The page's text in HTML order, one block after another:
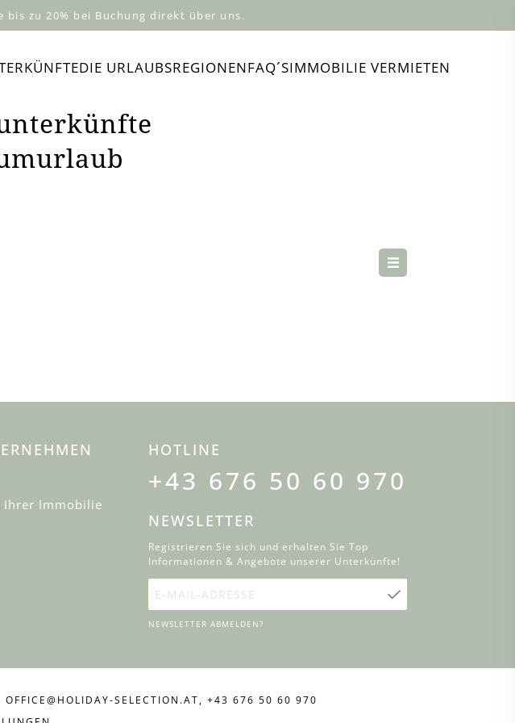
bis zu 20% bei Buchung direkt über uns.
DIE URLAUBSREGIONENFAQ´SIMMOBILIE VERMIETEN
Ihrer Immobilie
HOTLINE
+43 676 50 60 970
NEWSLETTER
Registrieren Sie sich und erhalten Sie Top
Informationen & Angebote unserer Unterkünfte!
E-
Mail-
NEWSLETTER ABMELDEN?
OFFICE@HOLIDAY-SELECTION.AT, +43 676 50 60 970